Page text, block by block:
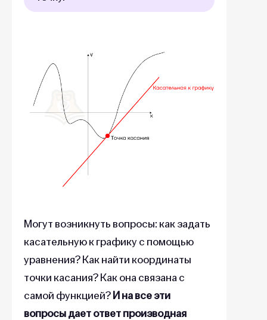
Могут возникнуть вопросы: как задать
касательную к графику с помощью
уравнения? Как найти координаты
точки касания? Как она связана с
самой функцией?И на все эти
вопросы дает ответ производная